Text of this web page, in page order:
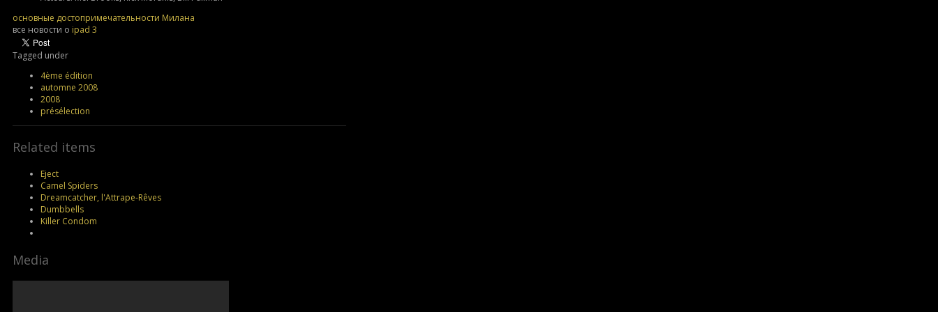
основные достопримечательности Милана
все новости о ipad 3
Tagged under
4ème édition
automne 2008
2008
présélection
Related items
Eject
Camel Spiders
Dreamcatcher, l'Attrape-Rêves
Dumbbells
Killer Condom
Media